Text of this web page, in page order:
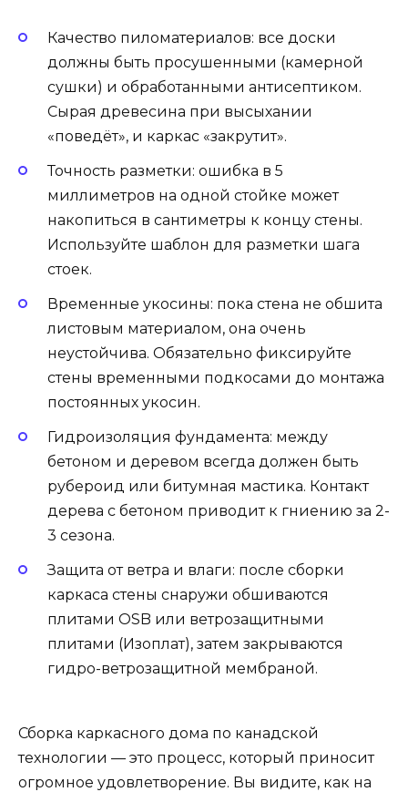
Качество пиломатериалов: все доски
должны быть просушенными (камерной
сушки) и обработанными антисептиком.
Сырая древесина при высыхании
«поведёт», и каркас «закрутит».
Точность разметки: ошибка в 5
миллиметров на одной стойке может
накопиться в сантиметры к концу стены.
Используйте шаблон для разметки шага
стоек.
Временные укосины: пока стена не обшита
листовым материалом, она очень
неустойчива. Обязательно фиксируйте
стены временными подкосами до монтажа
постоянных укосин.
Гидроизоляция фундамента: между
бетоном и деревом всегда должен быть
рубероид или битумная мастика. Контакт
дерева с бетоном приводит к гниению за 2-
3 сезона.
Защита от ветра и влаги: после сборки
каркаса стены снаружи обшиваются
плитами OSB или ветрозащитными
плитами (Изоплат), затем закрываются
гидро-ветрозащитной мембраной.
Сборка каркасного дома по канадской
технологии — это процесс, который приносит
огромное удовлетворение. Вы видите, как на